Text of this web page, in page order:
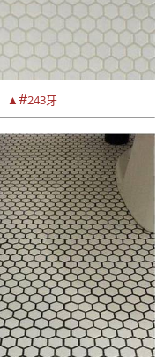
▲#243牙